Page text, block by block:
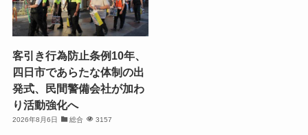
客引き行為防止条例10年、
四日市であらたな体制の出
発式、民間警備会社が加わ
り活動強化へ
2026年8月6日 総合 3157